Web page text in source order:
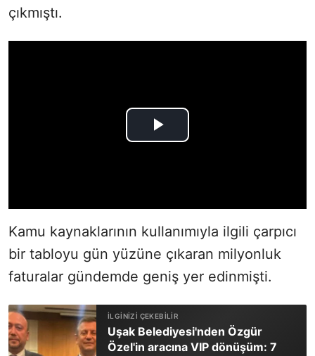
çıkmıştı.
Kamu kaynaklarının kullanımıyla ilgili çarpıcı
bir tabloyu gün yüzüne çıkaran milyonluk
faturalar gündemde geniş yer edinmişti.
Uşak Belediyesi'nden Özgür
Özel'in aracına VIP dönüşüm: 7